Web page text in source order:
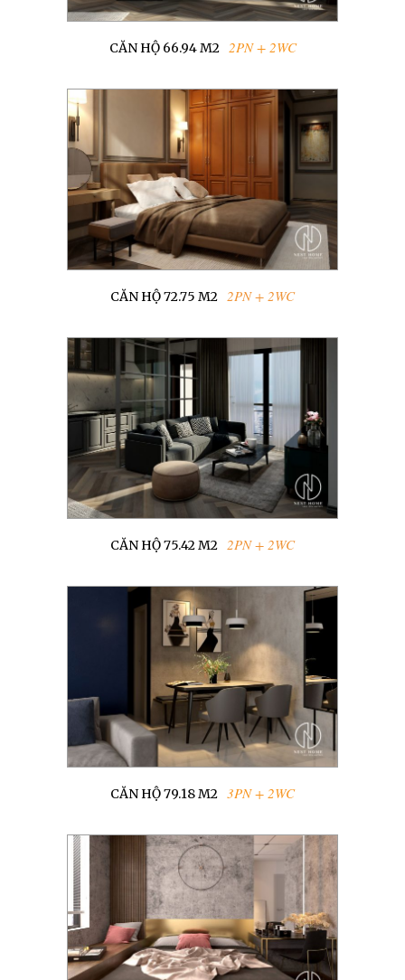
CĂN HỘ 66.94 M2 2PN + 2WC
CĂN HỘ 72.75 M2 2PN + 2WC
CĂN HỘ 75.42 M2 2PN + 2WC
CĂN HỘ 79.18 M2 3PN + 2WC